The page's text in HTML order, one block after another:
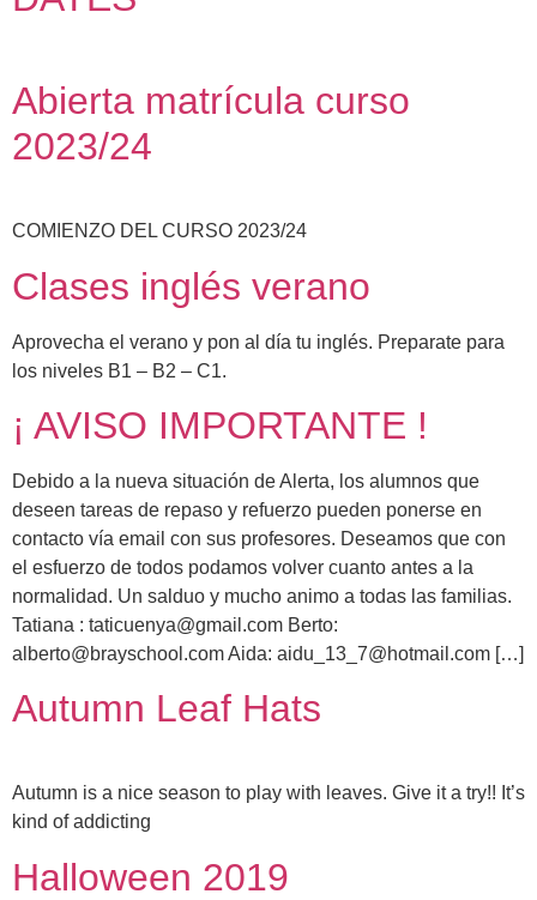
Abierta matrícula curso
2023/24
COMIENZO DEL CURSO 2023/24
Clases inglés verano
Aprovecha el verano y pon al día tu inglés. Preparate para
los niveles B1 – B2 – C1.
¡ AVISO IMPORTANTE !
Debido a la nueva situación de Alerta, los alumnos que
deseen tareas de repaso y refuerzo pueden ponerse en
contacto vía email con sus profesores. Deseamos que con
el esfuerzo de todos podamos volver cuanto antes a la
normalidad. Un salduo y mucho animo a todas las familias.
Tatiana : taticuenya@gmail.com Berto:
alberto@brayschool.com Aida: aidu_13_7@hotmail.com […]
Autumn Leaf Hats
Autumn is a nice season to play with leaves. Give it a try!! It’s
kind of addicting
Halloween 2019